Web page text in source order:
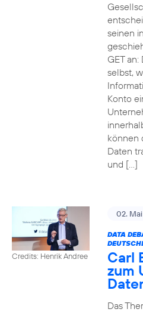
seinen
GET
selbst,
Konto
können
Daten
und […]
Credits: Henrik Andree
02.
DATA
Carl
zum
Das